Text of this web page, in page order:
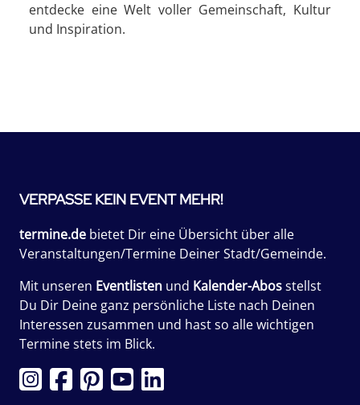
entdecke eine Welt voller Gemeinschaft, Kultur
und Inspiration.
VERPASSE KEIN EVENT MEHR!
termine.de bietet Dir eine Übersicht über alle
Veranstaltungen/Termine Deiner Stadt/Gemeinde.
Mit unseren Eventlisten und Kalender-Abosstellst
Du Dir Deine ganz persönliche Liste nach Deinen
Interessen zusammen und hast so alle wichtigen
Termine stets im Blick.